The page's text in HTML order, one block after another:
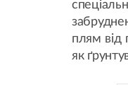
плям від
як